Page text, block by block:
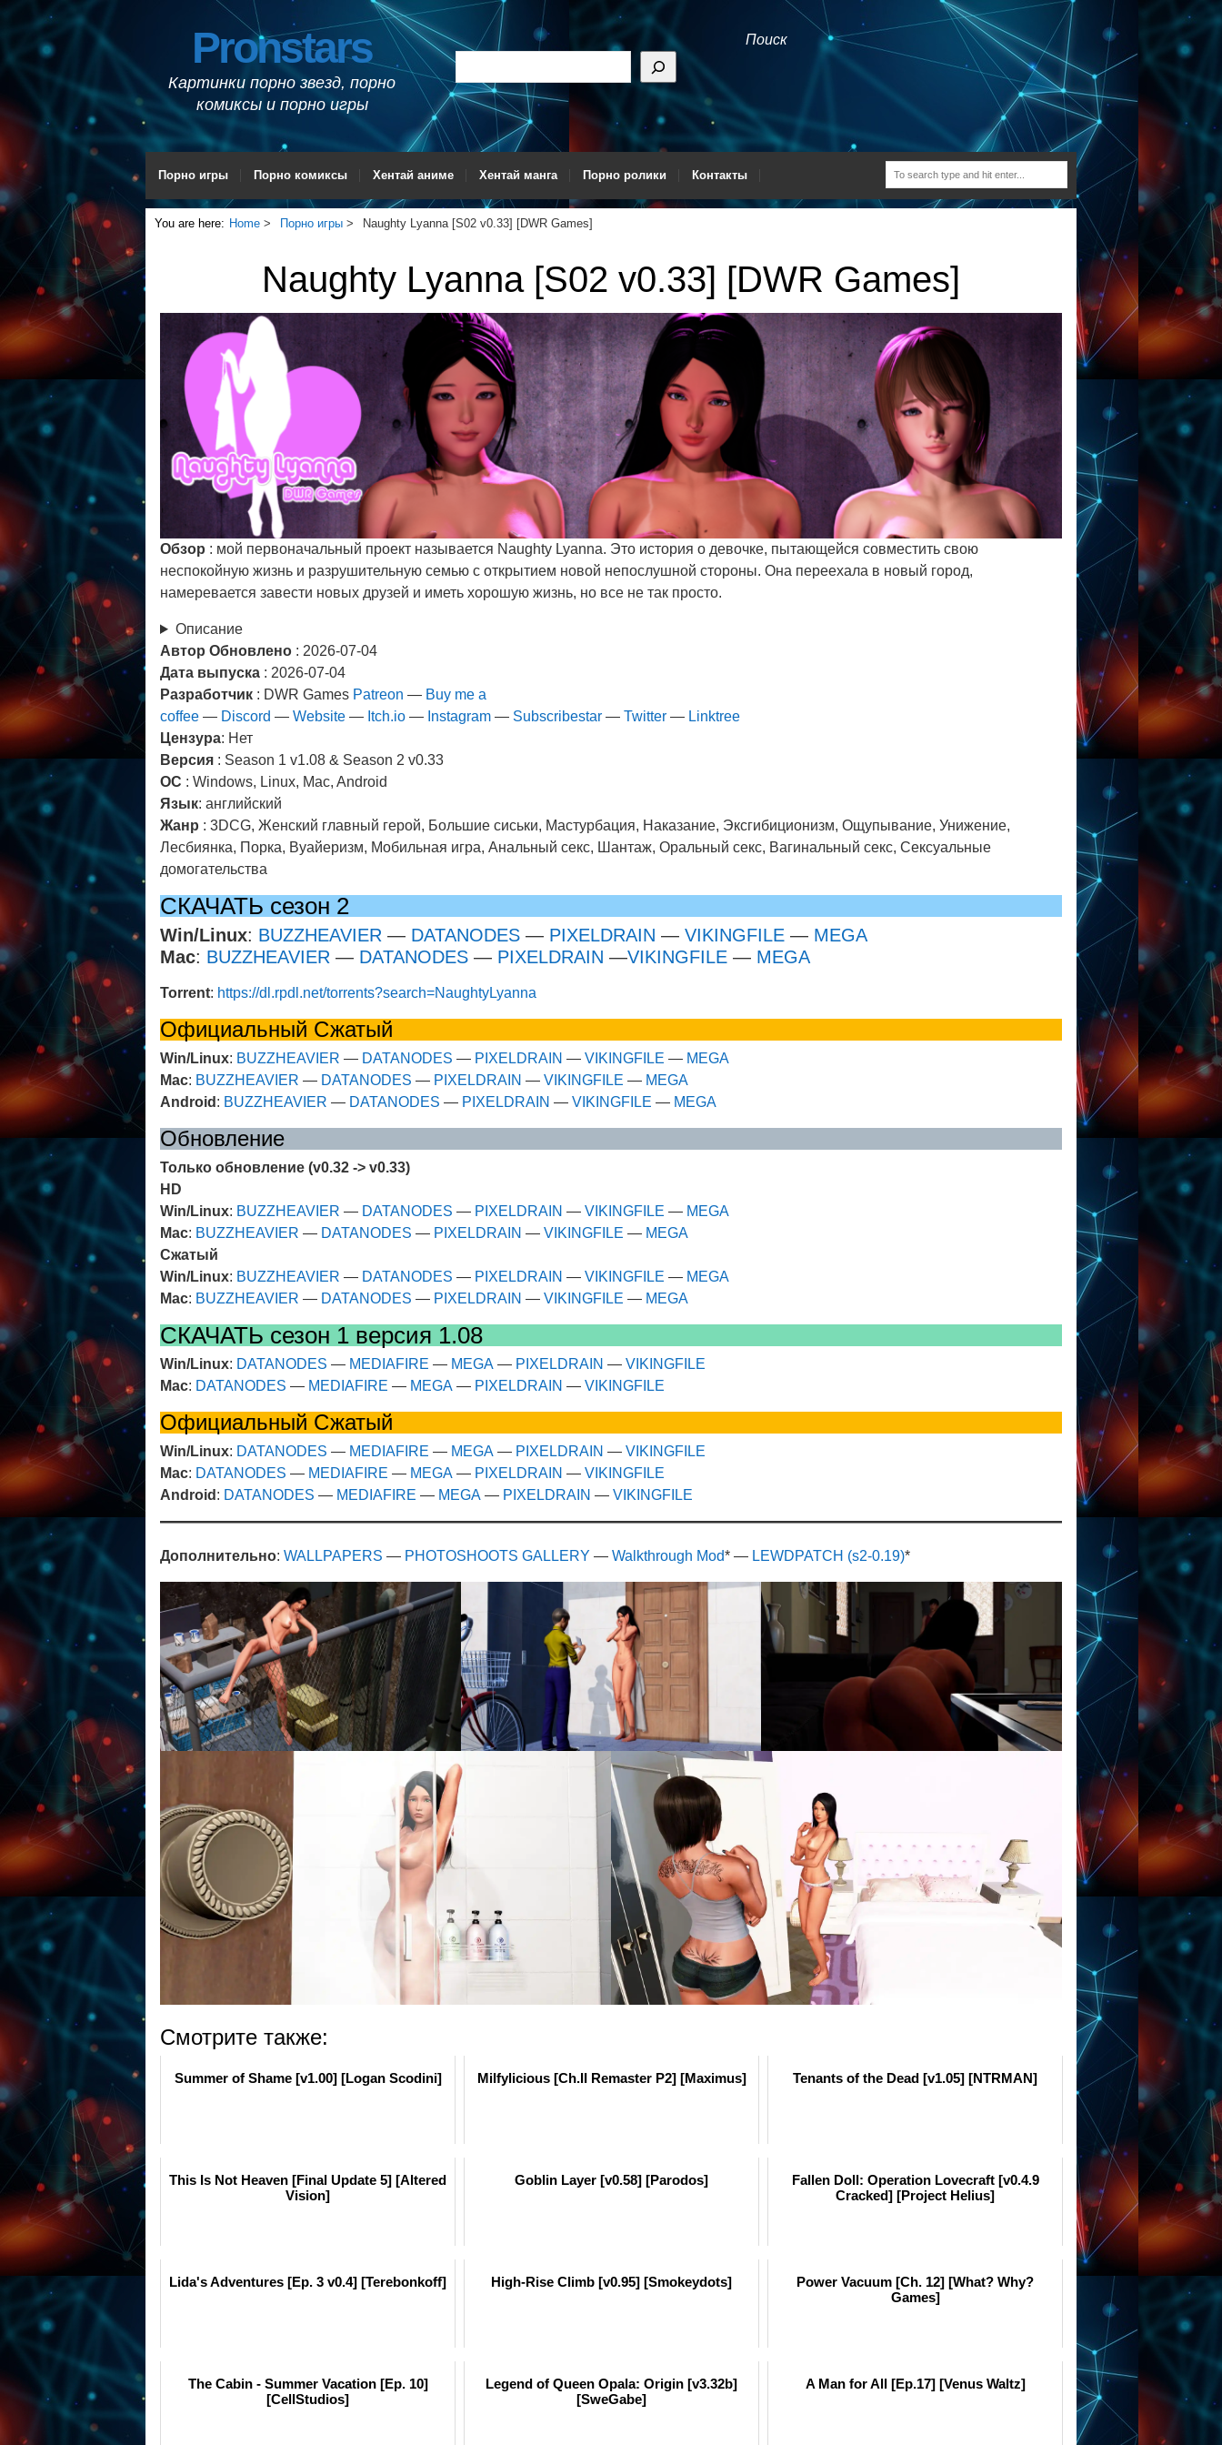
Pronstars
Картинки порно звезд, порно
комиксы и порно игры
Поиск
Порно игры Порно комиксы Хентай аниме Хентай манга Порно ролики Контакты
You are here: Home Порно игры Naughty Lyanna [S02 v0.33] [DWR Games]
Naughty Lyanna [S02 v0.33] [DWR Games]
Обзор : мой первоначальный проект называется Naughty Lyanna. Это история о девочке, пытающейся совместить свою
неспокойную жизнь и разрушительную семью с открытием новой непослушной стороны. Она переехала в новый город,
намеревается завести новых друзей и иметь хорошую жизнь, но все не так просто.
Описание
Автор Обновлено : 2026-07-04
Дата выпуска : 2026-07-04
Разработчик : DWR Games Patreon — Buy me a
coffee — Discord — Website — Itch.io — Instagram — Subscribestar — Twitter — Linktree
Цензура: Нет
Версия : Season 1 v1.08 & Season 2 v0.33
ОС : Windows, Linux, Mac, Android
Язык: английский
Жанр : 3DCG, Женский главный герой, Большие сиськи, Мастурбация, Наказание, Эксгибиционизм, Ощупывание, Унижение,
Лесбиянка, Порка, Вуайеризм, Мобильная игра, Анальный секс, Шантаж, Оральный секс, Вагинальный секс, Сексуальные
домогательства
СКАЧАТЬ сезон 2
Win/Linux: BUZZHEAVIER — DATANODES — PIXELDRAIN — VIKINGFILE — MEGA
Mac: BUZZHEAVIER — DATANODES — PIXELDRAIN —VIKINGFILE — MEGA
Torrent: https://dl.rpdl.net/torrents?search=NaughtyLyanna
Официальный Сжатый
Win/Linux: BUZZHEAVIER — DATANODES — PIXELDRAIN — VIKINGFILE — MEGA
Mac: BUZZHEAVIER — DATANODES — PIXELDRAIN — VIKINGFILE — MEGA
Android : BUZZHEAVIER — DATANODES — PIXELDRAIN — VIKINGFILE — MEGA
Обновление
Только обновление (v0.32 -> v0.33)
HD
Win/Linux: BUZZHEAVIER — DATANODES — PIXELDRAIN — VIKINGFILE — MEGA
Mac: BUZZHEAVIER — DATANODES — PIXELDRAIN — VIKINGFILE — MEGA
Сжатый
Win/Linux: BUZZHEAVIER — DATANODES — PIXELDRAIN — VIKINGFILE — MEGA
Mac: BUZZHEAVIER — DATANODES — PIXELDRAIN — VIKINGFILE — MEGA
СКАЧАТЬ сезон 1 версия 1.08
Win/Linux: DATANODES — MEDIAFIRE — MEGA — PIXELDRAIN — VIKINGFILE
Mac: DATANODES — MEDIAFIRE — MEGA — PIXELDRAIN — VIKINGFILE
Официальный Сжатый
Win/Linux: DATANODES — MEDIAFIRE — MEGA — PIXELDRAIN — VIKINGFILE
Mac: DATANODES — MEDIAFIRE — MEGA — PIXELDRAIN — VIKINGFILE
Android : DATANODES — MEDIAFIRE — MEGA — PIXELDRAIN — VIKINGFILE
Дополнительно: WALLPAPERS — PHOTOSHOOTS GALLERY — Walkthrough Mod* — LEWDPATCH (s2-0.19)*
Смотрите также:
Summer of Shame [v1.00] [Logan Scodini] Milfylicious [Ch.II Remaster P2] [Maximus] Tenants of the Dead [v1.05] [NTRMAN]
This Is Not Heaven [Final Update 5] [Altered
Vision]
Goblin Layer [v0.58] [Parodos]
Fallen Doll: Operation Lovecraft [v0.4.9
Cracked] [Project Helius]
Lida's Adventures [Ep. 3 v0.4] [Terebonkoff] High-Rise Climb [v0.95] [Smokeydots]
Power Vacuum [Ch. 12] [What? Why?
Games]
The Cabin - Summer Vacation [Ep. 10]
[CellStudios]
Legend of Queen Opala: Origin [v3.32b]
[SweGabe]
A Man for All [Ep.17] [Venus Waltz]